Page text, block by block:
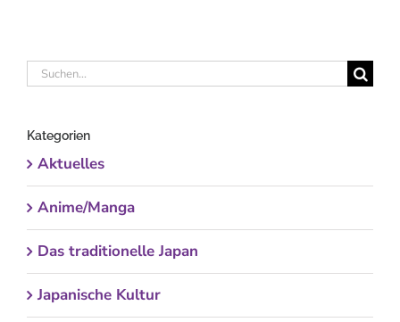
Suche
Kategorien
Aktuelles
Anime/Manga
Das traditionelle Japan
Japanische Kultur